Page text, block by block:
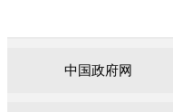
中国政府网